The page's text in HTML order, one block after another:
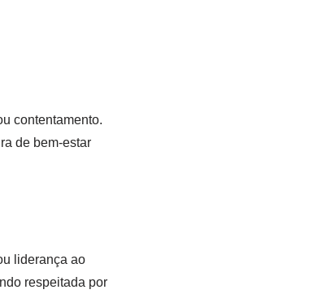
contentamento.
de bem-estar
liderança ao
respeitada por